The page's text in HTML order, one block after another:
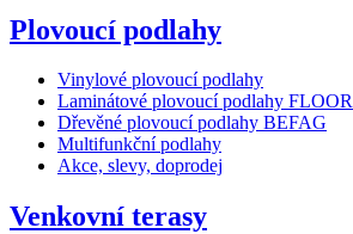
Plovoucí podlahy
Vinylové plovoucí podlahy
Laminátové plovoucí podlahy
Dřevěné plovoucí podlahy BEFAG
Multifunkční podlahy
Akce, slevy, doprodej
Venkovní terasy